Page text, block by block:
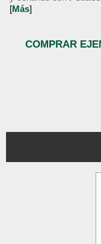
[Más]
COMPRAR